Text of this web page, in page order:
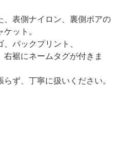
、表側ナイロン、裏側ボアの
ット。
バックプリント、
裾にネームタグが付きま
ず、丁寧に扱いください。